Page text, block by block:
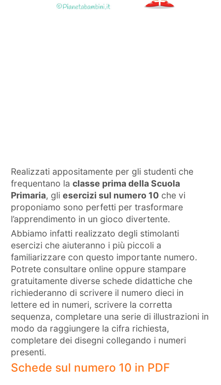
Realizzati appositamente per gli studenti che
frequentano laclasse prima della Scuola
Primaria, gliesercizi sul numero 10 che vi
proponiamo sono perfetti per trasformare
l’apprendimento in un gioco divertente.
Abbiamo infatti realizzato degli stimolanti
esercizi che aiuteranno i più piccoli a
familiarizzare con questo importante numero.
Potrete consultare online oppure stampare
gratuitamente diverse schede didattiche che
richiederanno di scrivere il numero dieci in
lettere ed in numeri, scrivere la corretta
sequenza, completare una serie di illustrazioni in
modo da raggiungere la cifra richiesta,
completare dei disegni collegando i numeri
presenti.
Schede sul numero 10 in PDF